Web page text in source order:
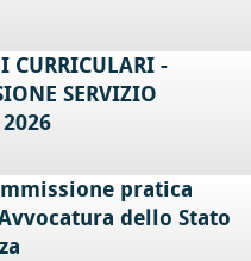
CURRICULARI -
SERVIZIO
2026
pratica
dello Stato